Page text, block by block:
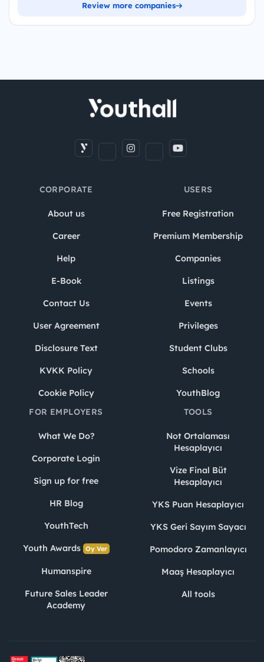
Review more companies
CORPORATE
About us
Career
Help
E-Book
Contact Us
User Agreement
Disclosure Text
KVKK Policy
Cookie Policy
USERS
Free Registration
Premium Membership
Companies
Listings
Events
Privileges
Student Clubs
Schools
YouthBlog
FOR EMPLOYERS
What We Do?
Corporate Login
Sign up for free
HR Blog
YouthTech
Youth Awards Oy Ver
Humanspire
Future Sales Leader
Academy
TOOLS
Not Ortalaması
Hesaplayıcı
Vize Final Büt
Hesaplayıcı
YKS Puan Hesaplayıcı
YKS Geri Sayım Sayacı
Pomodoro Zamanlayıcı
Maaş Hesaplayıcı
All tools